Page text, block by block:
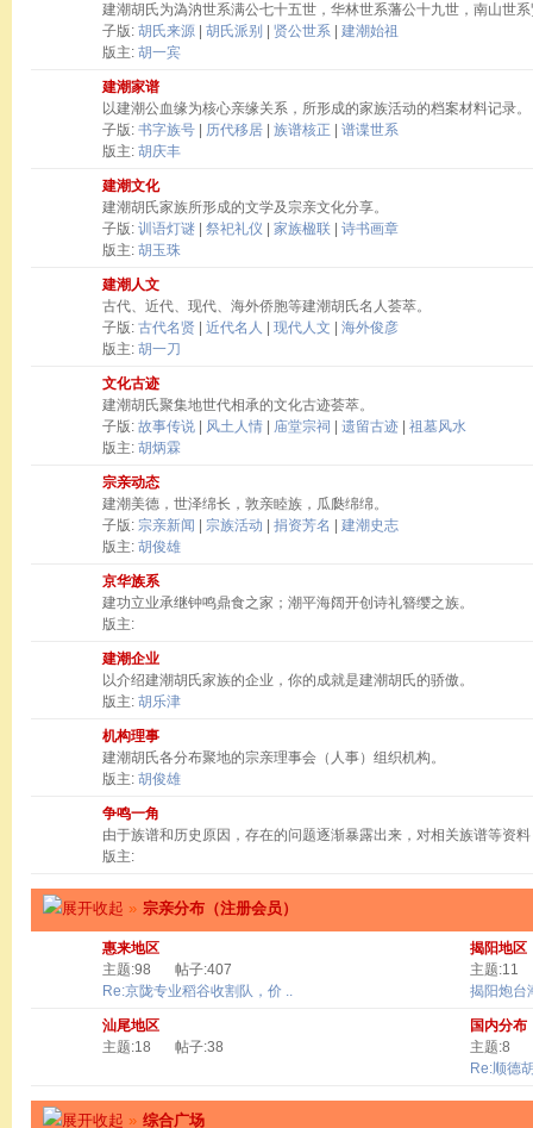
建潮胡氏为溈汭世系满公七十五世，华林世系藩公十九世，南山世
子版: 胡氏来源 胡氏派别 贤公世系
建潮始祖
版主: 胡一宾
建潮家谱
以建潮公血缘为核心亲缘关系，所形成的家族活动的档案材料记录。
子版: 书字族号 历代移居 族谱核正
谱谍世系
版主: 胡庆丰
建潮文化
建潮胡氏家族所形成的文学及宗亲文化分享。
子版: 训语灯谜 祭祀礼仪 家族楹联
诗书画章
版主: 胡玉珠
建潮人文
古代、近代、现代、海外侨胞等建潮胡氏名人荟萃。
子版: 古代名贤 近代名人 现代人文
海外俊彦
版主: 胡一刀
文化古迹
建潮胡氏聚集地世代相承的文化古迹荟萃。
子版: 故事传说 风土人情 庙堂宗祠 遗留古迹
祖墓风水
版主: 胡炳霖
宗亲动态
建潮美德，世泽绵长，敦亲睦族，瓜瓞绵绵。
子版: 宗亲新闻 宗族活动 捐资芳名
建潮史志
版主: 胡俊雄
京华族系
建功立业承继钟鸣鼎食之家；潮平海阔开创诗礼簪缨之族。
版主:
建潮企业
以介绍建潮胡氏家族的企业，你的成就是建潮胡氏的骄傲。
版主: 胡乐津
机构理事
建潮胡氏各分布聚地的宗亲理事会（人事）组织机构。
版主: 胡俊雄
争鸣一角
由于族谱和历史原因，存在的问题逐渐暴露出来，对相关族谱等资
版主:
» 宗亲分布（注册会员）
惠来地区
主题:98
帖子:407
Re:京陇专业稻谷收割队，价 ..
揭阳地区
主题:11
揭阳炮台
汕尾地区
主题:18
帖子:38
国内分布
主题:8
Re:顺德
» 综合广场